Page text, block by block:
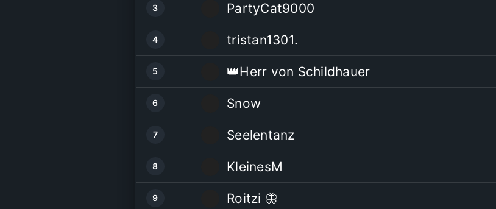
3 PartyCat9000
4 tristan1301.
5 👑Herr von Schildhauer
6 Snow
7 Seelentanz
8 KleinesM
9 Roitzi 🦋